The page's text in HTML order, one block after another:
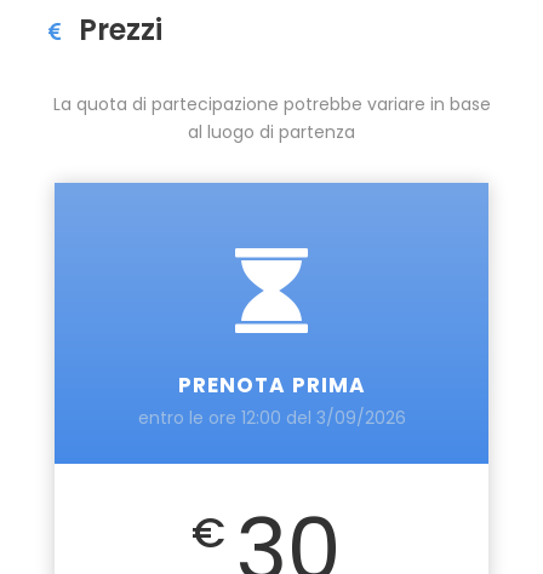
Prezzi
La quota di partecipazione potrebbe variare in base
al luogo di partenza
PRENOTA PRIMA
entro le ore 12:00 del 3/09/2026
€ 30